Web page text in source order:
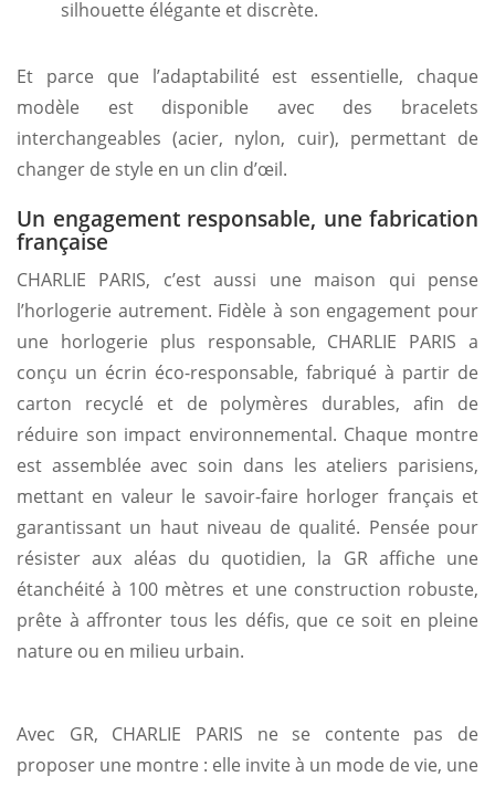
silhouette élégante et discrète.
Et parce que l’adaptabilité est essentielle, chaque
modèle est disponible avec des bracelets
interchangeables (acier, nylon, cuir), permettant de
changer de style en un clin d’œil.
Un engagement responsable, une fabrication
française
CHARLIE PARIS, c’est aussi une maison qui pense
l’horlogerie autrement. Fidèle à son engagement pour
une horlogerie plus responsable, CHARLIE PARIS a
conçu un écrin éco-responsable, fabriqué à partir de
carton recyclé et de polymères durables, afin de
réduire son impact environnemental. Chaque montre
est assemblée avec soin dans les ateliers parisiens,
mettant en valeur le savoir-faire horloger français et
garantissant un haut niveau de qualité. Pensée pour
résister aux aléas du quotidien, la GR affiche une
étanchéité à 100 mètres et une construction robuste,
prête à affronter tous les défis, que ce soit en pleine
nature ou en milieu urbain.
Avec GR, CHARLIE PARIS ne se contente pas de
proposer une montre : elle invite à un mode de vie, une